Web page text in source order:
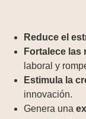
Reduce el
Fortalece las
laboral y
Estimula la
innovación.
Genera una